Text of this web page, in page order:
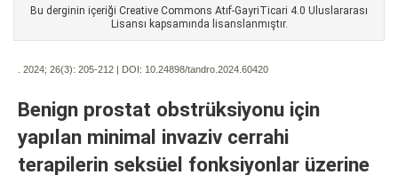
Bu derginin içeriği Creative Commons Atıf-GayriTicari 4.0 Uluslararası
Lisansı kapsamında lisanslanmıştır.
. 2024; 26(3): 205-212 | DOI: 10.24898/tandro.2024.60420
Benign prostat obstrüksiyonu için
yapılan minimal invaziv cerrahi
terapilerin seksüel fonksiyonlar üzerine